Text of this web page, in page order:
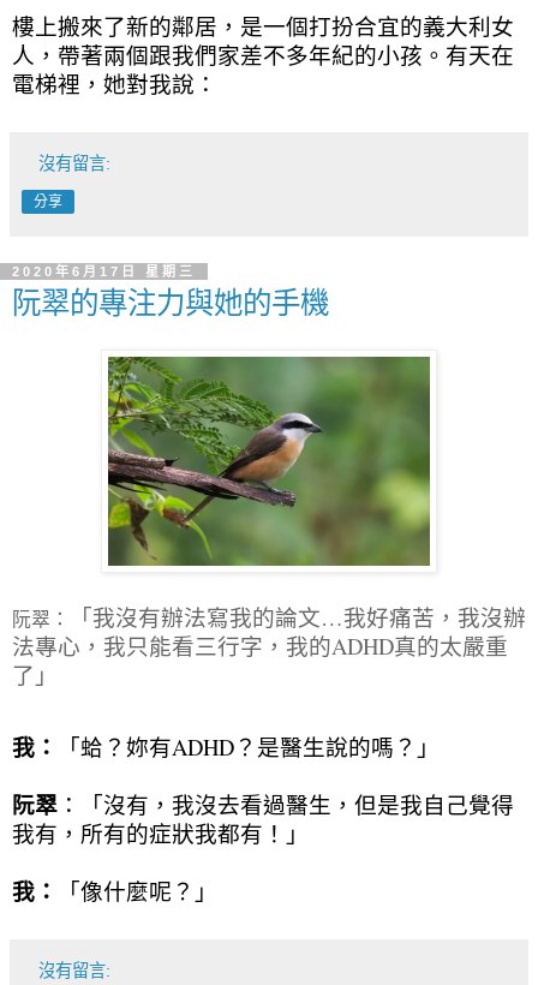
樓上搬來了新的鄰居，是一個打扮合宜的義大利女
人，帶著兩個跟我們家差不多年紀的小孩。有天在
電梯裡，她對我說：
沒有留言:
分享
2020年6月17日 星期三
阮翠的專注力與她的手機
阮翠：
「我沒有辦法寫我的論文…我好痛苦，我沒辦
法專心，我只能看三行字，我的ADHD真的太嚴重
了」
我： 「蛤？妳有ADHD？是醫生說的嗎？」
阮翠 ：「沒有，我沒去看過醫生，但是我自己覺得
我有，所有的症狀我都有！」
我： 「像什麼呢？」
沒有留言: